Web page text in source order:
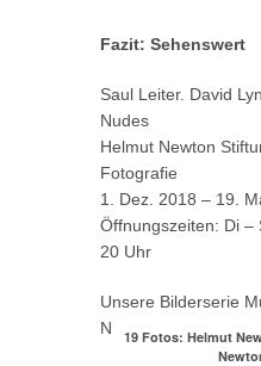
Fazit: Sehenswert
Saul Leiter. David
Nudes
Helmut Newton
Fotografie
1. Dez. 2018 – 19.
Öffnungszeiten: Di –
20 Uhr
Unsere Bilderserie
Newton:
19 Fotos: Helmut